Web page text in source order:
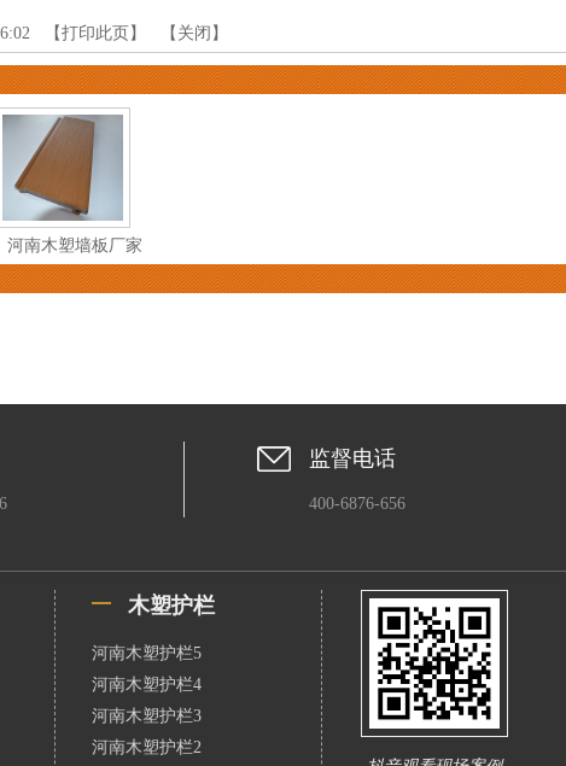
【打印此页 】 【 关闭 】
河南木塑墙板厂家
监督电话
400-6876-656
木塑护栏
河南木塑护栏5
河南木塑护栏4
河南木塑护栏3
河南木塑护栏2